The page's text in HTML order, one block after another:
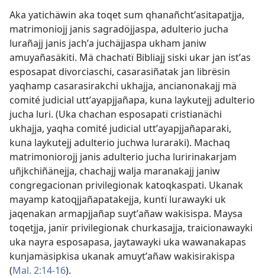
Aka yatichäwin aka toqet sum qhanañchtʼasitapatjja,
matrimoniojj janis sagradöjjaspa, adulterio jucha
lurañajj janis jachʼa juchäjjaspa ukham janiw
amuyañasäkiti. Mä chachatï Bibliajj siski ukar jan istʼas
esposapat divorciaschi, casarasiñatak jan librësin
yaqhamp casarasirakchi ukhajja, ancianonakajj mä
comité judicial uttʼayapjjañapa, kuna laykutejj adulterio
jucha luri. (Uka chachan esposapatï cristianächi
ukhajja, yaqha comité judicial uttʼayapjjañaparaki,
kuna laykutejj adulterio juchwa luraraki). Machaq
matrimoniorojj janis adulterio jucha luririnakarjam
uñjkchiñänejja, chachajj walja maranakajj janiw
congregacionan privilegionak katoqkaspati. Ukanak
mayamp katoqjjañapatakejja, kuntï lurawayki uk
jaqenakan armapjjañap suytʼañaw wakisispa. Maysa
toqetjja, janïr privilegionak churkasajja, traicionawayki
uka nayra esposapasa, jaytawayki uka wawanakapas
kunjamäsipkisa ukanak amuytʼañaw wakisirakispa
(Mal. 2:14-16).